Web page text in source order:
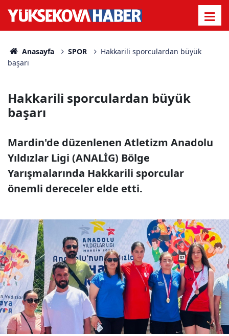
Anasayfa SPOR
Hakkarili sporculardan büyük
başarı
Hakkarili sporculardan büyük
başarı
Mardin'de düzenlenen Atletizm Anadolu
Yıldızlar Ligi (ANALİG) Bölge
Yarışmalarında Hakkarili sporcular
önemli dereceler elde etti.